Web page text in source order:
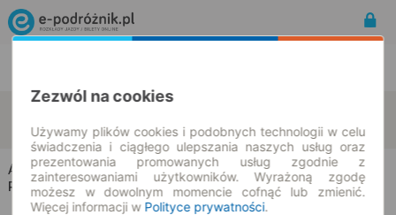
09.08.2026 | -- : --
Adamów → Sadłowice
Rozkład jazdy i bilety
Zezwól na cookies
Używamy plików cookies i podobnych technologii w celu
świadczenia i ciągłego ulepszania naszych usług oraz
prezentowania promowanych usług zgodnie z
zainteresowaniami użytkowników. Wyrażoną zgodę
możesz w dowolnym momencie cofnąć lub zmienić.
Więcej informacji w Polityce prywatności.